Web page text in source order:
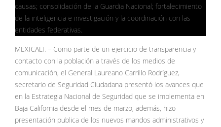
causas; consolidación de la Guardia Nacional; fortalecimiento
de la inteligencia e investigación y la coordinación con las
entidades federativas.
MEXICALI. – Como parte de un ejercicio de transparencia y
contacto con la población a través de los medios de
comunicación, el General Laureano Carrillo Rodríguez,
secretario de Seguridad Ciudadana presentó los avances que
en la Estrategia Nacional de Seguridad que se implementa en
Baja California desde el mes de marzo, además, hizo
presentación publica de los nuevos mandos administrativos y